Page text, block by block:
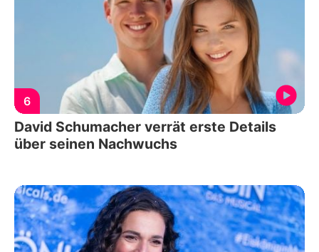
6
David Schumacher verrät erste Details
über seinen Nachwuchs